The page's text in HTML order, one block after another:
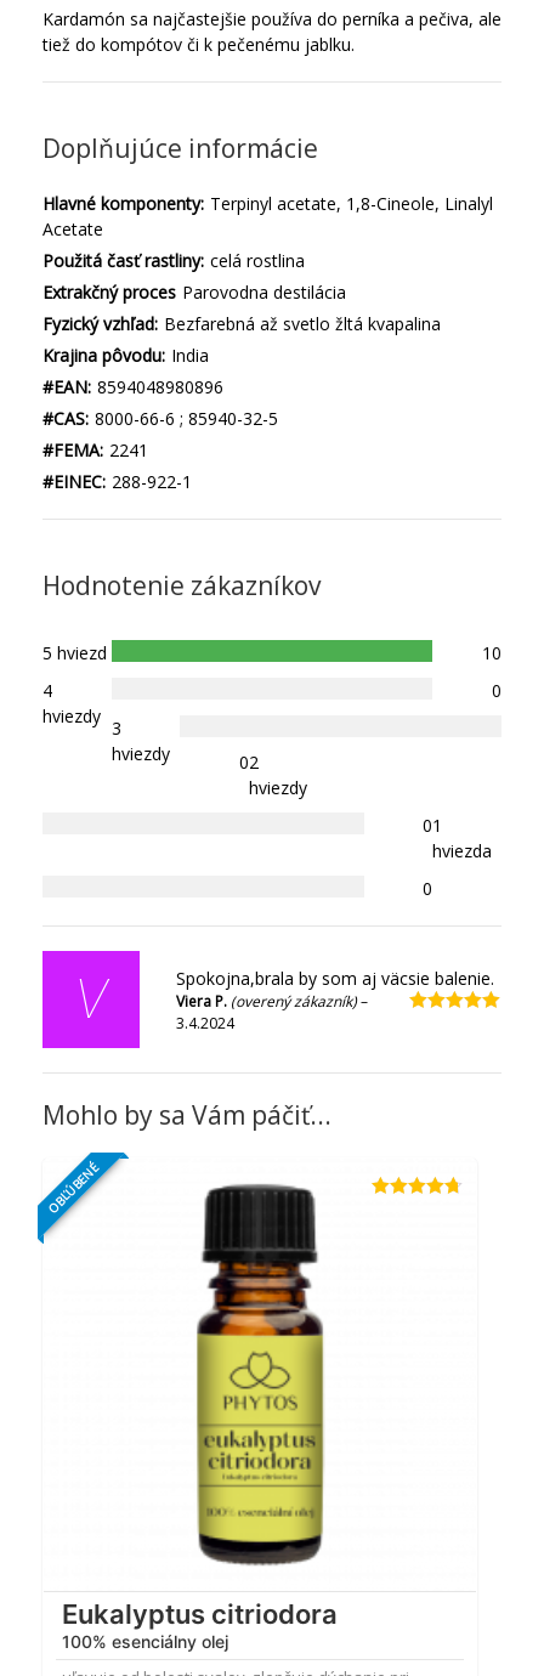
Kardamón sa najčastejšie používa do perníka a pečiva, ale
tiež do kompótov či k pečenému jablku.
Doplňujúce informácie
Hlavné komponenty: Terpinyl acetate, 1,8-Cineole, Linalyl
Acetate
Použitá časť rastliny: celá rostlina
Extrakčný proces Parovodna destilácia
Fyzický vzhľad: Bezfarebná až svetlo žltá kvapalina
Krajina pôvodu: India
#EAN: 8594048980896
#CAS: 8000-66-6 ; 85940-32-5
#FEMA: 2241
#EINEC: 288-922-1
Hodnotenie zákazníkov
5 hviezd
10
4
hviezdy
0
3
hviezdy
02
hviezdy
01
hviezda
0
V Spokojna,brala by som aj väcsie balenie.
Viera P. (overený zákazník)–
3.4.2024
Mohlo by sa Vám páčiť...
OBĽÚBENÉ
Eukalyptus citriodora
100% esenciálny olej